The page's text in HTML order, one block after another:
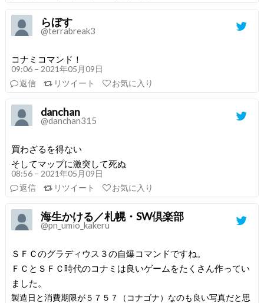
らぼす
@terrabreak3
コナミコマンド！
09:06 – 2021年05月09日
返信
リツイート お気に入り
danchan
@danchan315
買わざるを得ない
そしてマップに激突して死ぬ
08:56 – 2021年05月09日
返信
リツイート お気に入り
海生かける／札幌・SW倶楽部
@pn_umio_kakeru
ＳＦＣのグラディウス３の自爆コマンドですね。
ＦＣとＳＦＣ時代のコナミは良いゲームをたくさん作ってい
ました。
製造日と消費期限が５７５７（コナゴナ）なのも良い写真だと思